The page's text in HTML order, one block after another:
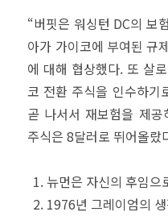
“버핏은 워싱턴 DC의 보
아가 가이코에 부여된 규
에 대해 협상했다. 또 살
코 전환 주식을 인수하기
곧 나서서 재보험을 제
주식은 8달러로 뛰어올랐
뉴먼은 자신의 후임으
1976년 그레이엄의